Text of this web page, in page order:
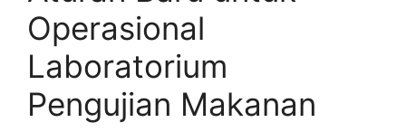
Operasional
Laboratorium
Pengujian Makanan